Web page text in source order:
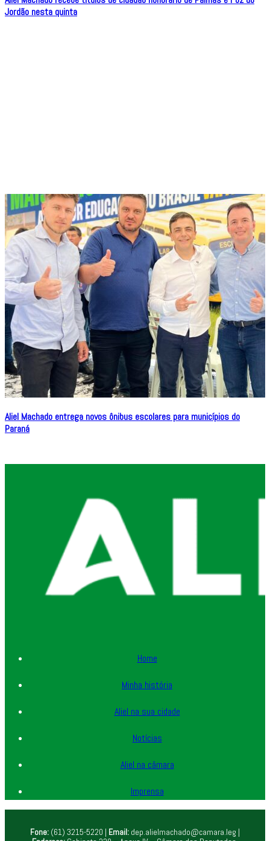
Jordão nesta quinta
Aliel Machado entrega novos ônibus escolares para municípios do
Paraná
Home
Minha história
Aliel na sua cidade
Notícias
Aliel na câmara
Imprensa
Fone: (61) 3215-5220 | Email: dep.alielmachado@camara.leg |